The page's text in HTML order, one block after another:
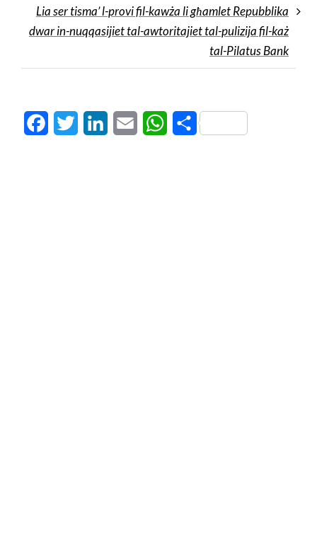
Lia ser tisma’ l-provi fil-kawża li għamlet Repubblika
dwar in-nuqqasijiet tal-awtoritajiet tal-pulizija fil-każ
tal-Pilatus Bank
FacebookTwitter LinkedInEmail WhatsApp
Share